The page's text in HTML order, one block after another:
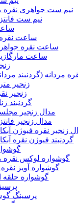
نیم ست جواهری
نیم ست
ساعت نقره
ساعت نقره
ساعت
مردانه (گردنبند
زنجیر
زنجیر
گردنبند
مدال زنجیر
مدال زنجیر
زنجیر نقره فیوژن
گردنبند فیوژن نقره
گوشواره لوکس
گوشواره آویز
گوشواره حلقه
پرسینگ